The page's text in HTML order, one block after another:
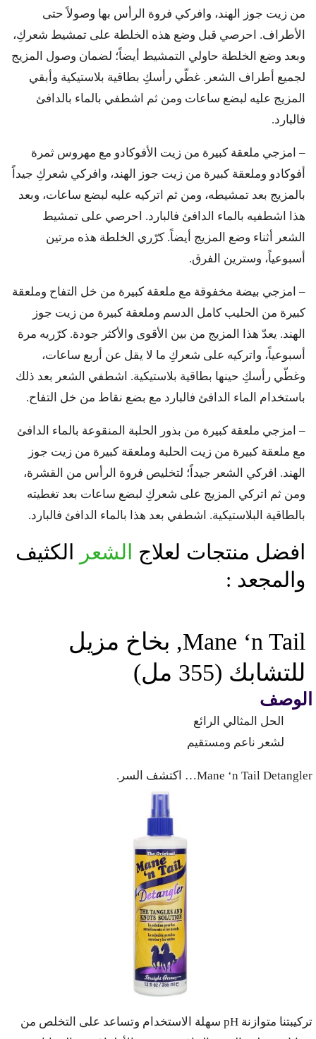
من زيت جوز الهند، وافركي فروة الرأس بها وصولاً حتى
الأطراف. احرصي قبل وضع هذه الخلطة على تمشيط شعركِ،
وبعد وضع الخلطة حاولي التمشيط أيضاً؛ لضمان وصول المزيج
لجميع أطراف الشعر. غطّي رأسكِ بطاقية بلاستيكية وأبقي
المزيج عليه لبضع ساعات ومن ثم اشطفي بالماء بالدافئ
فالبارد.
– امزجي ملعقة كبيرة من زيت الأفوكادو مع مهروس ثمرة
أفوكادو وملعقة كبيرة من زيت جوز الهند، وافركي شعركِ جيداً
بالمزيج بعد تمشيطه، ومن ثم اتركيه عليه لبضع ساعات، وبعد
هذا اشطفيه بالماء الدافئ فالبارد. احرصي على تمشيط
الشعر أثناء وضع المزيج أيضاً. كرّري الخلطة هذه مرتين
أسبوعياً، وسترين الفرق.
– امزجي بيضة مخفوقة مع ملعقة كبيرة من خل التفاح وملعقة
كبيرة من الحليب كامل الدسم وملعقة كبيرة من زيت جوز
الهند. يعدّ هذا المزيج من بين الأقوى والأكثر جودة. كرّريه مرة
أسبوعياً، واتركيه على شعركِ ما لا يقل عن أربع ساعات،
وغطّي رأسكِ حينها بطاقية بلاستيكية. اشطفي الشعر بعد ذلك
باستخدام الماء الدافئ فالبارد مع بضع نقاط من خل التفاح.
– امزجي ملعقة كبيرة من بذور الحلبة المنقوعة بالماء الدافئ
مع ملعقة كبيرة من زيت الحلبة وملعقة كبيرة من زيت جوز
الهند. افركي الشعر جيداً؛ لتخليص فروة الرأس من القشرة،
ومن ثم اتركي المزيج على شعركِ لبضع ساعات بعد تغطيته
بالطاقية البلاستيكية. اشطفي بعد هذا بالماء الدافئ فالبارد.
افضل منتجات لعلاج الشعر الكثيف
والمجعد :
Mane ‘n Tail, بخاخ مزيل
للتشابك (355 مل)
الوصف
الحل المثالي الرائع
لشعر ناعم ومستقيم
Mane ‘n Tail Detangler… اكتشف السر.
تركيبتنا متوازنة pH سهلة الاستخدام وتساعد على التخلص من